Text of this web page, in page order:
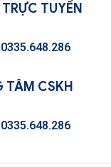
TUYẾN
TÂM CSKH